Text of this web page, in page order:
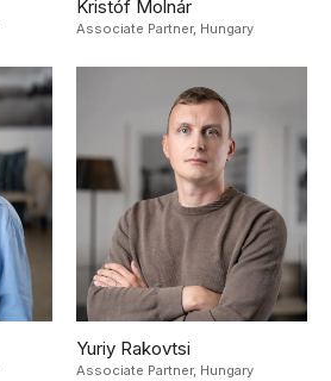
Kristóf Molnár
Associate Partner, Hungary
Yuriy Rakovtsi
Associate Partner, Hungary